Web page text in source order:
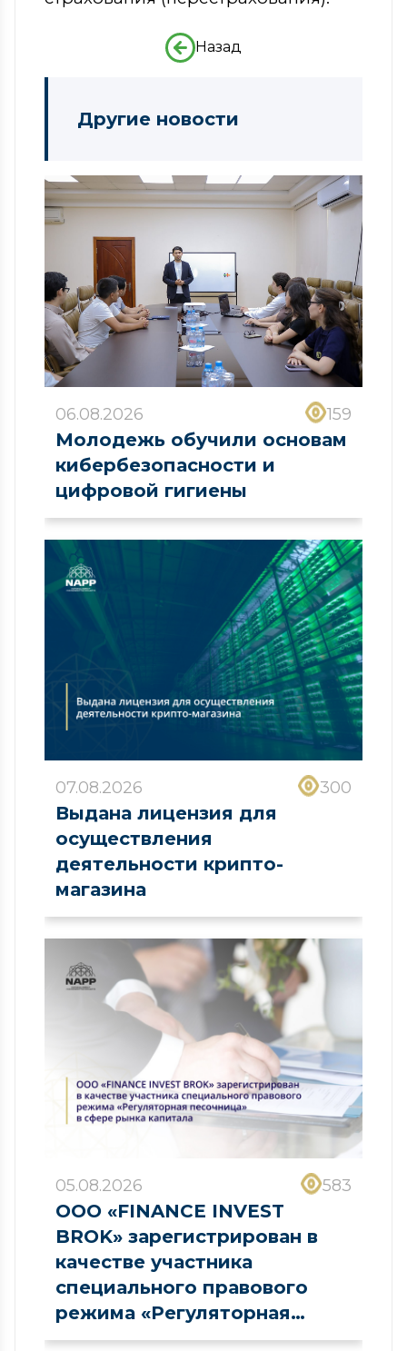
Назад
Другие новости
06.08.2026 159
Молодежь обучили основам
кибербезопасности и
цифровой гигиены
07.08.2026 300
Выдана лицензия для
осуществления
деятельности крипто-
магазина
05.08.2026 583
ООО «FINANCE INVEST
BROK» зарегистрирован в
качестве участника
специального правового
режима «Регуляторная
песочница» в сфере рынка